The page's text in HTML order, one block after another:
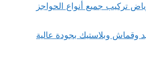
تركيب جميع أنواع الحواجز
وقماش وبلاستيك بجودة عالية